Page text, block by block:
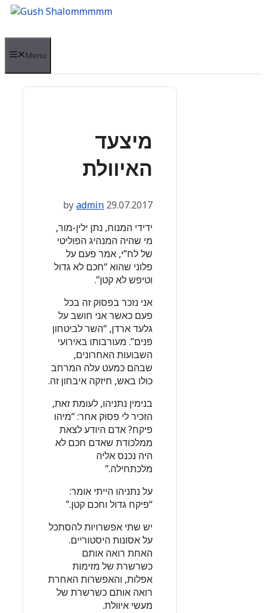
Skip
content
Menu
מיצעד
האיוולת
29.07.2017
byadmin
ידידי המנוח, נתן ילין-מור,
מי שהיה המנהיג הפוליטי
של לח”י, אמר פעם על
פלוני שהוא “חכם לא גדול
וטיפש לא קטן”.
אני נזכר בפסוק זה בכל
פעם כאשר אני חושב על
גלעד ארדן, “השר לביטחון
פנים”. מעורבותו באירועי
השבועות האחרונים,
שבהם כמעט עלה המרחב
כולו באש, חיזקה איבחון זה.
בנימין נתניהו, לעומת זאת,
הזכיר לי פסוק אחר: “מיהו
פיקח? אדם היודע לצאת
ממלכודת שאדם חכם לא
היה נכנס אליה
מלכתחילה.”
על נתניהו הייתי אומר:
“פיקח גדול וחכם קטן.”
יש שתי אפשרויות להסתכל
על אסונות היסטוריים.
האחת רואה אותם
כשרשרת של מזימות
אפלות, והאפשרות האחרת
רואה אותם כשרשרת של
מעשי איוולת.